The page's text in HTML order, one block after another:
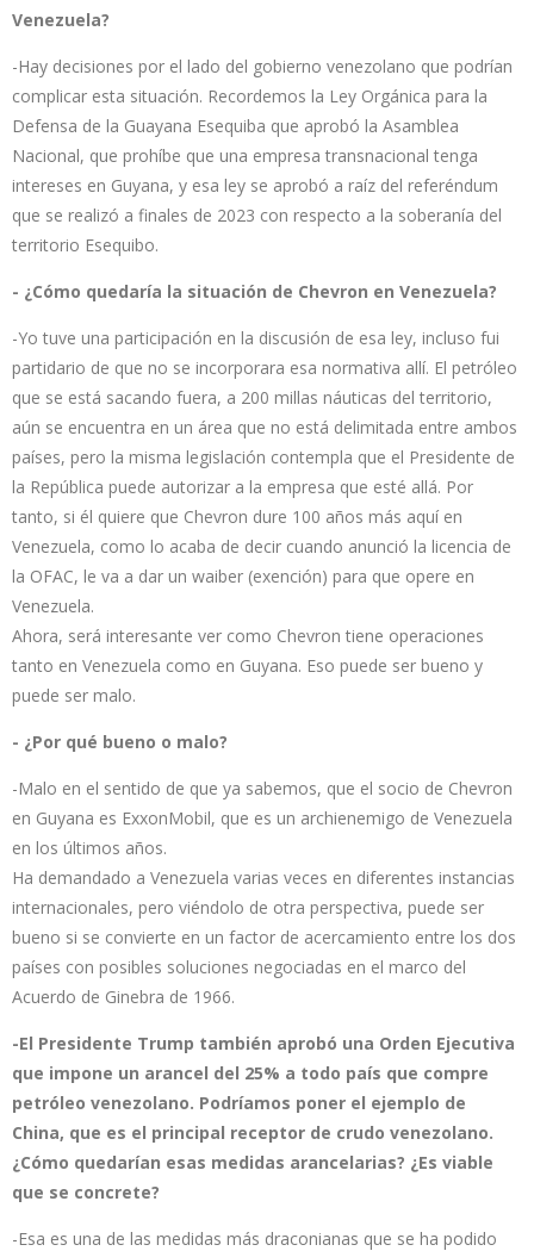
Venezuela?
-Hay decisiones por el lado del gobierno venezolano que podrían
complicar esta situación. Recordemos la Ley Orgánica para la
Defensa de la Guayana Esequiba que aprobó la Asamblea
Nacional, que prohíbe que una empresa transnacional tenga
intereses en Guyana, y esa ley se aprobó a raíz del referéndum
que se realizó a finales de 2023 con respecto a la soberanía del
territorio Esequibo.
- ¿Cómo quedaría la situación de Chevron en Venezuela?
-Yo tuve una participación en la discusión de esa ley, incluso fui
partidario de que no se incorporara esa normativa allí. El petróleo
que se está sacando fuera, a 200 millas náuticas del territorio,
aún se encuentra en un área que no está delimitada entre ambos
países, pero la misma legislación contempla que el Presidente de
la República puede autorizar a la empresa que esté allá. Por
tanto, si él quiere que Chevron dure 100 años más aquí en
Venezuela, como lo acaba de decir cuando anunció la licencia de
la OFAC, le va a dar un waiber (exención) para que opere en
Venezuela.
Ahora, será interesante ver como Chevron tiene operaciones
tanto en Venezuela como en Guyana. Eso puede ser bueno y
puede ser malo.
- ¿Por qué bueno o malo?
-Malo en el sentido de que ya sabemos, que el socio de Chevron
en Guyana es ExxonMobil, que es un archienemigo de Venezuela
en los últimos años.
Ha demandado a Venezuela varias veces en diferentes instancias
internacionales, pero viéndolo de otra perspectiva, puede ser
bueno si se convierte en un factor de acercamiento entre los dos
países con posibles soluciones negociadas en el marco del
Acuerdo de Ginebra de 1966.
-El Presidente Trump también aprobó una Orden Ejecutiva
que impone un arancel del 25% a todo país que compre
petróleo venezolano. Podríamos poner el ejemplo de
China, que es el principal receptor de crudo venezolano.
¿Cómo quedarían esas medidas arancelarias? ¿Es viable
que se concrete?
-Esa es una de las medidas más draconianas que se ha podido